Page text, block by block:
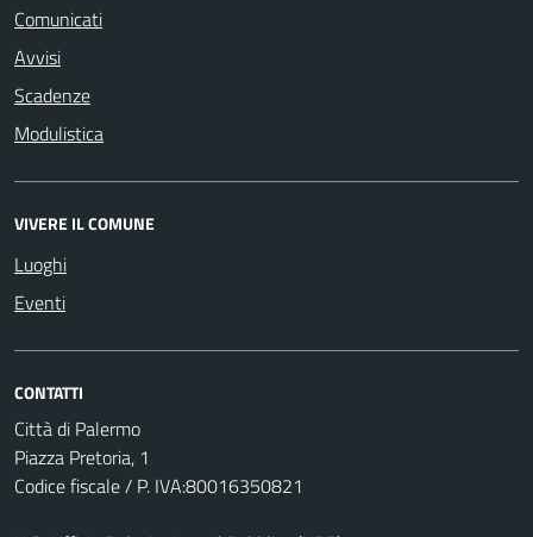
Comunicati
Avvisi
Scadenze
Modulistica
VIVERE IL COMUNE
Luoghi
Eventi
CONTATTI
Città di Palermo
Piazza Pretoria, 1
Codice fiscale / P. IVA:80016350821